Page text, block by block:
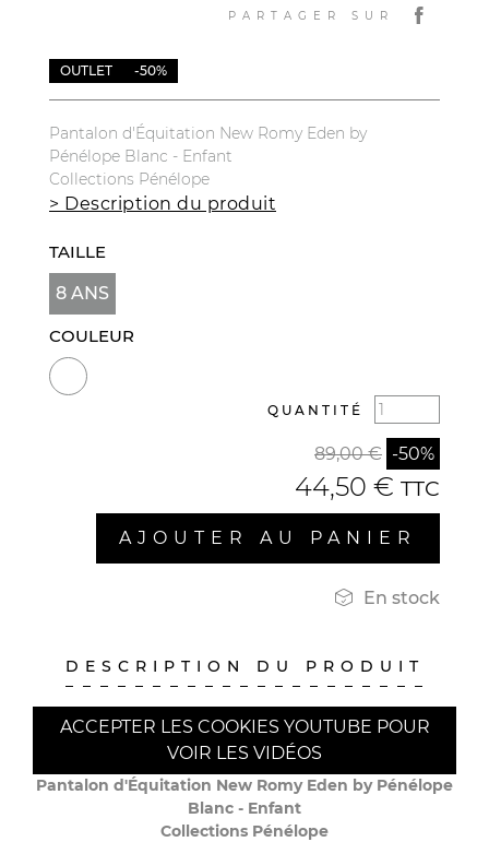
PARTAGER SUR
OUTLET -50%
Pantalon d'Équitation New Romy Eden by
Pénélope Blanc - Enfant
Collections Pénélope
> Description du produit
TAILLE
8 ANS
COULEUR
QUANTITÉ
89,00 € -50%
44,50 € TTC
AJOUTER AU PANIER
 En stock
DESCRIPTION DU PRODUIT
ACCEPTER LES COOKIES YOUTUBE POUR
VOIR LES VIDÉOS
Pantalon d'Équitation New Romy Eden by Pénélope
Blanc - Enfant
Collections Pénélope